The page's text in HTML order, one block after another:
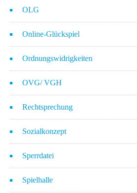
OLG
Online-Glückspiel
Ordnungswidrigkeiten
OVG/ VGH
Rechtsprechung
Sozialkonzept
Sperrdatei
Spielhalle